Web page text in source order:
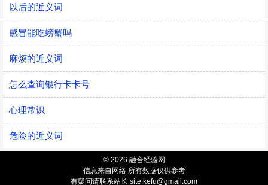
以后的近义词
感冒能吃螃蟹吗
麻烦的近义词
怎么查询银行卡卡号
心理常识
危险的近义词
© 2026 融合经验网
信息来自网络 所有数据仅供参考
有疑问请联系站长 site.kefu@gmail.com